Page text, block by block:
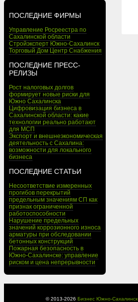
ПОСЛЕДНИЕ ФИРМЫ
Управление Росреестра по
Сахалинской области
Стройэксперт Южно-Сахалинск
Торговый Дом Центр Снабжения
ПОСЛЕДНИЕ ПРЕСС-
РЕЛИЗЫ
Рост налоговых долгов
формирует новые риски для
Южно Сахалинска
Цифровизация бизнеса в
Сахалинской области: какие
технологии реально работают
для МСП
Экспорт и внешнеэкономическая
деятельность с Сахалина:
возможности для локального
бизнеса
ПОСЛЕДНИЕ СТАТЬИ
Несоответствие измеренных
прогибов перекрытий
предельным значениям СП как
признак ограниченной
работоспособности
Нарушение предельных
значений коррозионного износа
арматуры при обследовании
бетонных конструкций
Пожарная безопасность в
Южно-Сахалинске: управление
риском и цена непрерывности
© 2013-2026 Бизнес Южно-Сахалинск